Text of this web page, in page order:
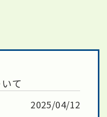
て
2025/04/12